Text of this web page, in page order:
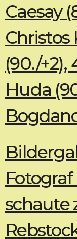
Caesay
Christos
(90./+2),
Huda
schaute